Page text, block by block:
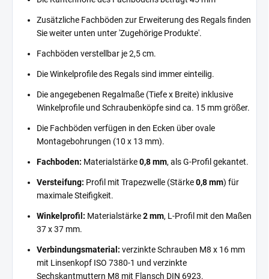
Zusätzliche Fachböden zur Erweiterung des Regals finden
Sie weiter unten unter 'Zugehörige Produkte'.
Fachböden verstellbar je 2,5 cm.
Die Winkelprofile des Regals sind immer einteilig.
Die angegebenen Regalmaße (Tiefe x Breite) inklusive
Winkelprofile und Schraubenköpfe sind ca. 15 mm größer.
Die Fachböden verfügen in den Ecken über ovale
Montagebohrungen (10 x 13 mm).
Fachboden: Materialstärke0,8 mm, als G-Profil gekantet.
Versteifung: Profil mit Trapezwelle (Stärke0,8 mm) für
maximale Steifigkeit.
Winkelprofil: Materialstärke2 mm, L-Profil mit den Maßen
37 x 37 mm.
Verbindungsmaterial: verzinkte Schrauben M8 x 16 mm
mit Linsenkopf ISO 7380-1 und verzinkte
Sechskantmuttern M8 mit Flansch DIN 6923.